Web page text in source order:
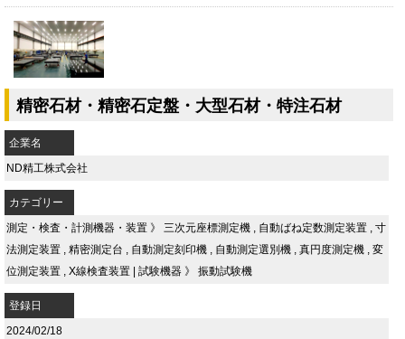
精密石材・精密石定盤・大型石材・特注石材
企業名
ND精工株式会社
カテゴリー
測定・検査・計測機器・装置 》 三次元座標測定機 , 自動ばね定数測定装置 , 寸
法測定装置 , 精密測定台 , 自動測定刻印機 , 自動測定選別機 , 真円度測定機 , 変
位測定装置 , X線検査装置 試験機器 》 振動試験機
登録日
2024/02/18